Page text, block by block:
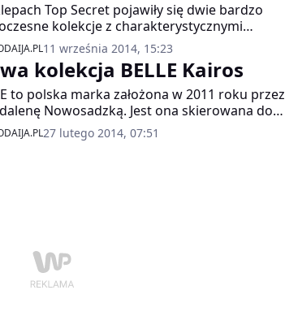
Top Secret pojawiły się dwie bardzo
kolekcje z charakterystycznymi
formami ubrań . Nowoczesne,
asymetryczne linie garderoby
z miękkimi, ciekawymi w formie
11 września 2014, 15:23
kolekcja BELLE Kairos
to polska marka założona w 2011 roku przez
Nowosadzką. Jest ona skierowana do
ceniących minimalizm w oryginalnej
pewnych siebie, świadomych swojej urody,
27 lutego 2014, 07:51